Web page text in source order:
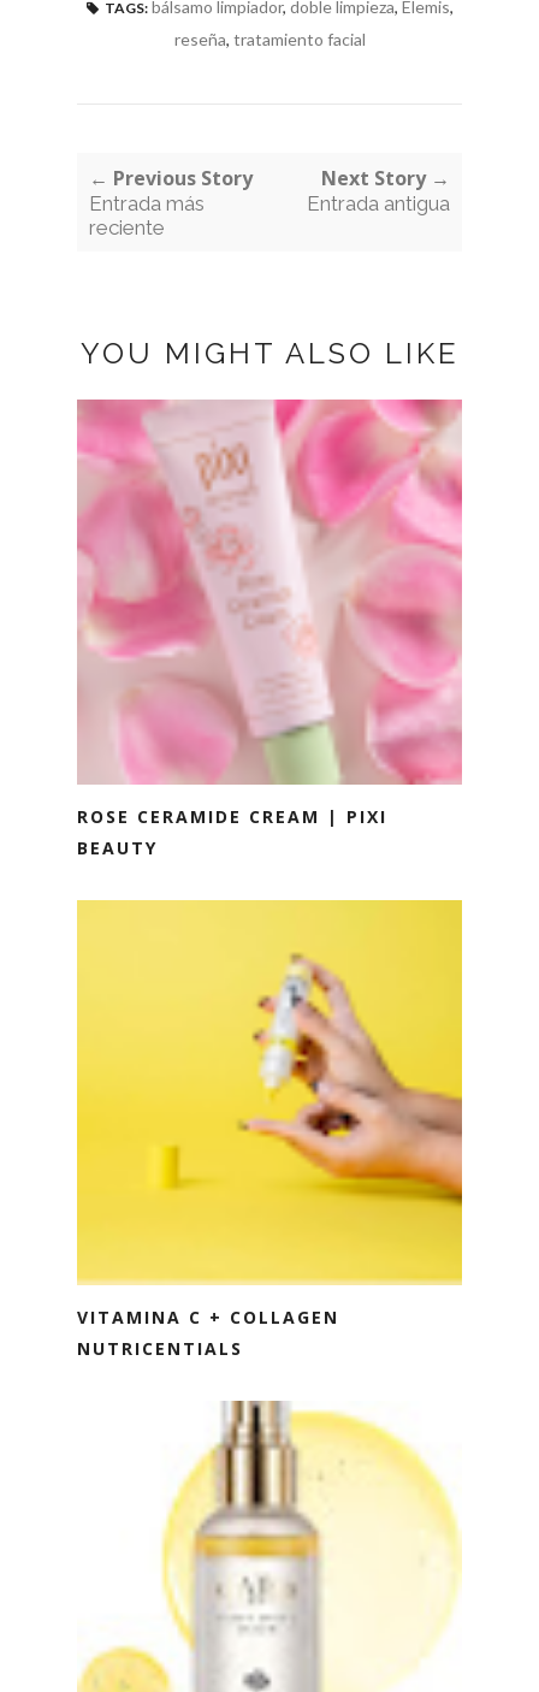
TAGS: bálsamo limpiador, doble limpieza, Elemis,
reseña, tratamiento facial
← Previous Story
Entrada más
reciente
Next Story →
Entrada antigua
YOU MIGHT ALSO LIKE
ROSE CERAMIDE CREAM | PIXI
BEAUTY
VITAMINA C + COLLAGEN
NUTRICENTIALS